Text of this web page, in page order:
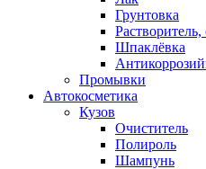
Грунтовка
Шпаклёвка
Промывки
Автокосметика
Кузов
Очиститель
Полироль
Шампунь